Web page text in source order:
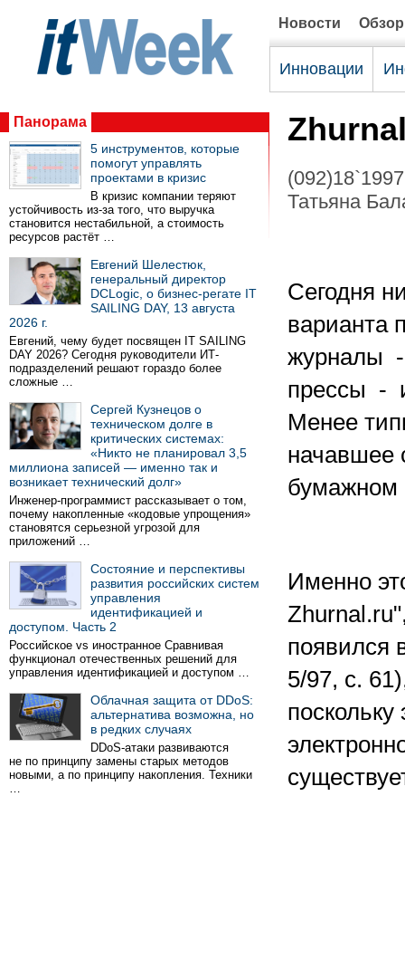
Новости
Инновации
Панорама
5 инструментов, которые
помогут управлять
проектами в кризис
В кризис компании теряют
устойчивость из-за того, что выручка
становится нестабильной, а стоимость
ресурсов растёт …
Евгений Шелестюк,
генеральный директор
DCLogic, о бизнес-регате IT
SAILING DAY, 13 августа
2026 г.
Евгений, чему будет посвящен IT SAILING
DAY 2026? Сегодня руководители ИТ-
подразделений решают гораздо более
сложные …
Сергей Кузнецов о
техническом долге в
критических системах:
«Никто не планировал 3,5
миллиона записей — именно так и
возникает технический долг»
Инженер-программист рассказывает о том,
почему накопленные «кодовые упрощения»
становятся серьезной угрозой для
приложений …
Состояние и перспективы
развития российских систем
управления
идентификацией и
доступом. Часть 2
Российское vs иностранное Сравнивая
функционал отечественных решений для
управления идентификацией и доступом …
Облачная защита от DDoS:
альтернатива возможна, но
в редких случаях
DDoS-атаки развиваются
не по принципу замены старых методов
новыми, а по принципу накопления. Техники
…
(092)18`1997
Татьяна
Сегодня
варианта
журналы -
прессы -
Менее
начавшее
бумажном
Именно
появился
5/97, c.